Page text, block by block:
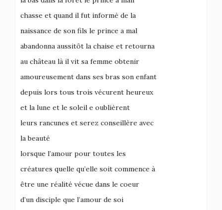
chasse et quand il fut informé de la
naissance de son fils le prince a mal
abandonna aussitôt la chaise et retourna
au château là il vit sa femme obtenir
amoureusement dans ses bras son enfant
depuis lors tous trois vécurent heureux
et la lune et le soleil e oublièrent
leurs rancunes et serez conseillère avec
la beauté
lorsque l’amour pour toutes les
créatures quelle qu’elle soit commence à
être une réalité vécue dans le coeur
d’un disciple que l’amour de soi